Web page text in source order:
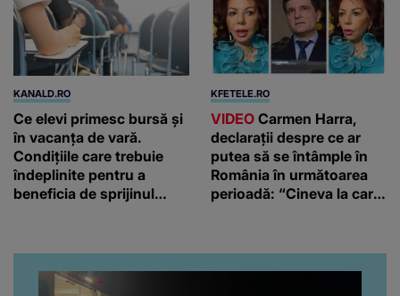
KANALD.RO
Ce elevi primesc bursă și
în vacanța de vară.
Condițiile care trebuie
îndeplinite pentru a
beneficia de sprijinul
KFETELE.RO
VIDEO Carmen Harra,
declarații despre ce ar
putea să se întâmple în
România în următoarea
perioadă: “Cineva la care